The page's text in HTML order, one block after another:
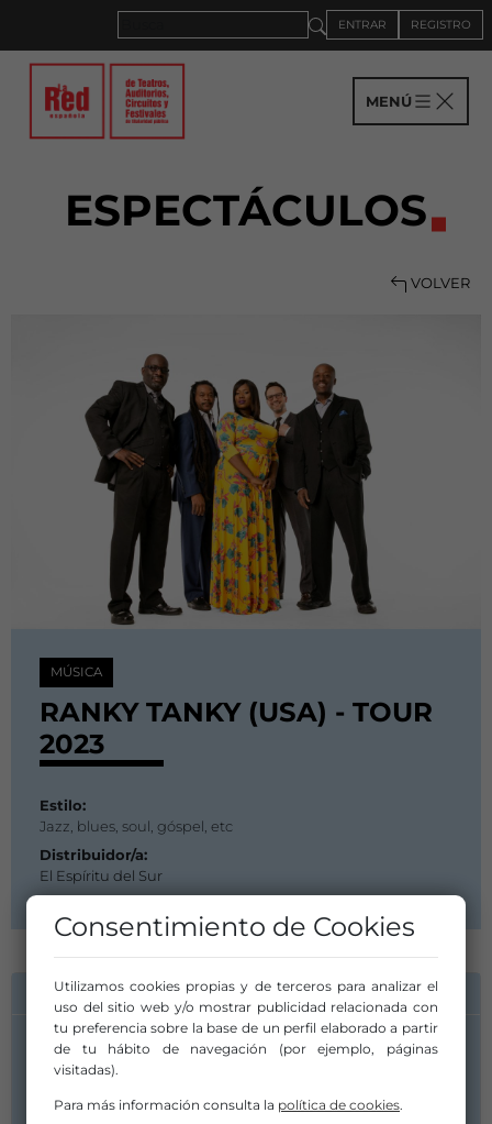
ENTRAR REGISTRO
MENÚ
ESPECTÁCULOS
VOLVER
MÚSICA
RANKY TANKY (USA) - TOUR
2023
Estilo:
Jazz, blues, soul, góspel, etc
Distribuidor/a:
El Espíritu del Sur
INFORMACIÓN DE CONTACTO
Distribuidor/a:
El Espíritu del Sur
luis@espiritudelsur.com
Consentimiento de Cookies
Utilizamos cookies propias y de terceros para analizar el
uso del sitio web y/o mostrar publicidad relacionada con
tu preferencia sobre la base de un perfil elaborado a partir
de tu hábito de navegación (por ejemplo, páginas
visitadas).
Para más información consulta la política de cookies.